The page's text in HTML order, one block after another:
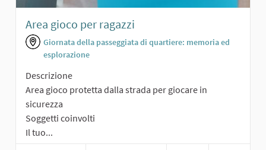
Area gioco per ragazzi
Giornata della passeggiata di quartiere: memoria ed
esplorazione
Descrizione
Area gioco protetta dalla strada per giocare in
sicurezza
Soggetti coinvolti
Il tuo...